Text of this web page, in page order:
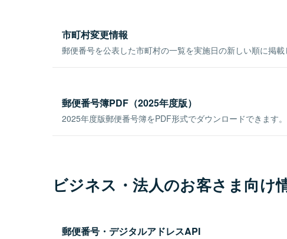
市町村変更情報
郵便番号を公表した市町村の一覧を実施日の新しい順に掲載
郵便番号簿PDF（2025年度版）
2025年度版郵便番号簿をPDF形式でダウンロードできます。
ビジネス・法人のお客さま向け
郵便番号・デジタルアドレスAPI